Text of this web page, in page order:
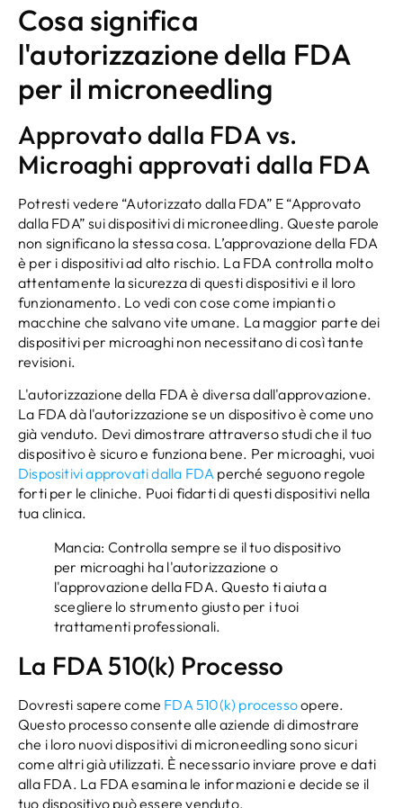
Cosa significa
l'autorizzazione della FDA
per il microneedling
Approvato dalla FDA vs.
Microaghi approvati dalla FDA
Potresti vedere “Autorizzato dalla FDA” E “Approvato
dalla FDA” sui dispositivi di microneedling. Queste parole
non significano la stessa cosa. L’approvazione della FDA
è per i dispositivi ad alto rischio. La FDA controlla molto
attentamente la sicurezza di questi dispositivi e il loro
funzionamento. Lo vedi con cose come impianti o
macchine che salvano vite umane. La maggior parte dei
dispositivi per microaghi non necessitano di così tante
revisioni.
L'autorizzazione della FDA è diversa dall'approvazione.
La FDA dà l'autorizzazione se un dispositivo è come uno
già venduto. Devi dimostrare attraverso studi che il tuo
dispositivo è sicuro e funziona bene. Per microaghi, vuoi
Dispositivi approvati dalla FDA perché seguono regole
forti per le cliniche. Puoi fidarti di questi dispositivi nella
tua clinica.
Mancia: Controlla sempre se il tuo dispositivo
per microaghi ha l'autorizzazione o
l'approvazione della FDA. Questo ti aiuta a
scegliere lo strumento giusto per i tuoi
trattamenti professionali.
La FDA 510(k) Processo
Dovresti sapere come FDA 510(k) processoopere.
Questo processo consente alle aziende di dimostrare
che i loro nuovi dispositivi di microneedling sono sicuri
come altri già utilizzati. È necessario inviare prove e dati
alla FDA. La FDA esamina le informazioni e decide se il
tuo dispositivo può essere venduto.